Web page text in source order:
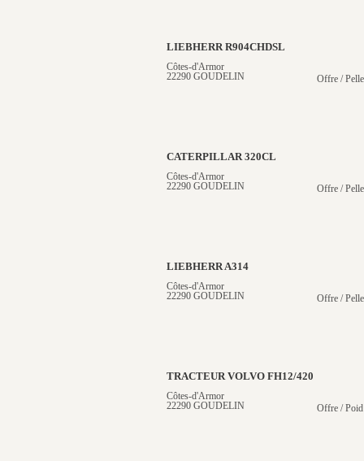
LIEBHERR R904CHDSL
Côtes-d'Armor
22290 GOUDELIN
Offre /
CATERPILLAR 320CL
Côtes-d'Armor
22290 GOUDELIN
Offre /
LIEBHERR A314
Côtes-d'Armor
22290 GOUDELIN
Offre /
TRACTEUR VOLVO FH12/420
Côtes-d'Armor
22290 GOUDELIN
Offre /